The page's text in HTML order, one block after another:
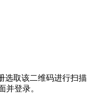
选取该二维码进行扫描
并登录。